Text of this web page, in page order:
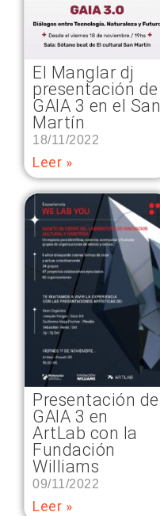
El Manglar dj
presentación de
GAIA 3 en el San
Martín
18/11/2022
Leer »
Presentación de
GAIA 3 en
ArtLab con la
Fundación
Williams
09/11/2022
Leer »